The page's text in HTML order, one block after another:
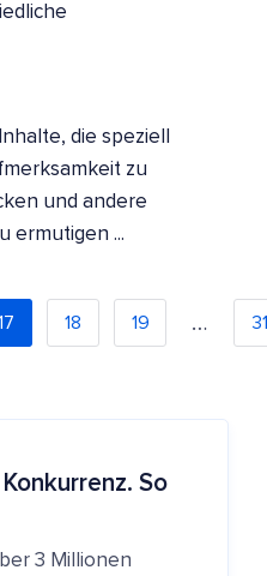
die speziell
zu
und andere
ermutigen ...
18 19 … 31
So
3 Millionen